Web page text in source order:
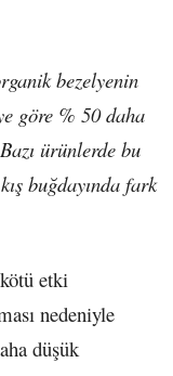
bezelyenin
göre % 50 daha
ürünlerde bu
buğdayında fark
kötü etki
nedeniyle
düşük